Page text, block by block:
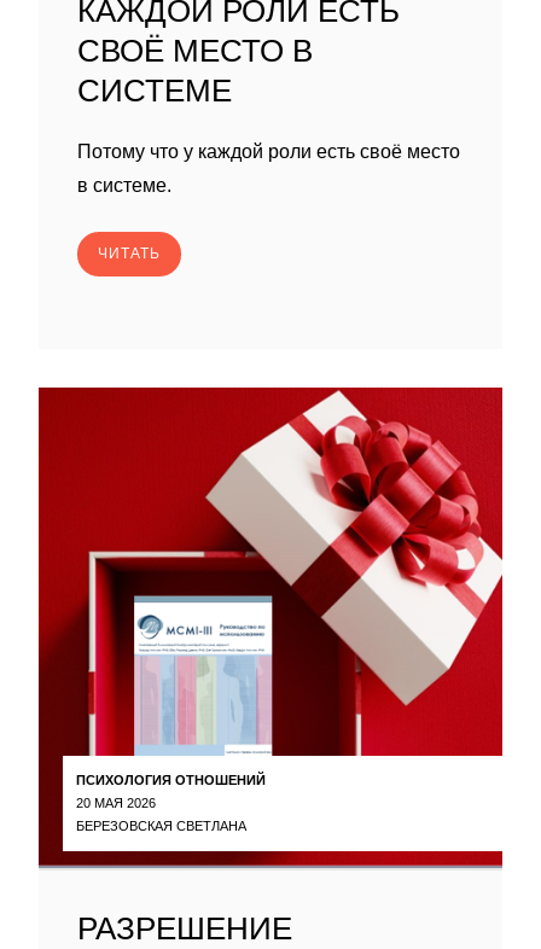
КАЖДОЙ РОЛИ ЕСТЬ
СВОЁ МЕСТО В
СИСТЕМЕ
Потому что у каждой роли есть своё место
в системе.
ЧИТАТЬ
ПСИХОЛОГИЯ ОТНОШЕНИЙ
20 МАЯ 2026
БЕРЕЗОВСКАЯ СВЕТЛАНА
РАЗРЕШЕНИЕ